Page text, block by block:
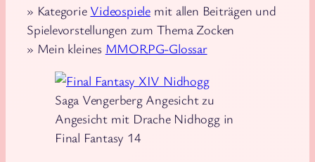
» Kategorie Videospielemit allen Beiträgen und
Spielevorstellungen zum Thema Zocken
» Mein kleines MMORPG-Glossar
Saga Vengerberg Angesicht zu
Angesicht mit Drache Nidhogg in
Final Fantasy 14